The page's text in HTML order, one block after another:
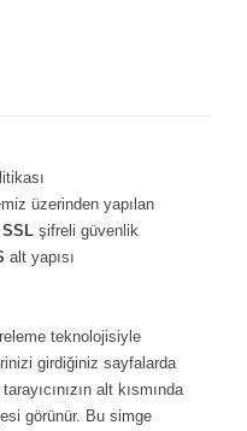
üzerinden yapılan
SSL şifreli güvenlik
alt yapısı
teknolojisiyle
girdiğiniz sayfalarda
alt kısmında
görünür. Bu simge